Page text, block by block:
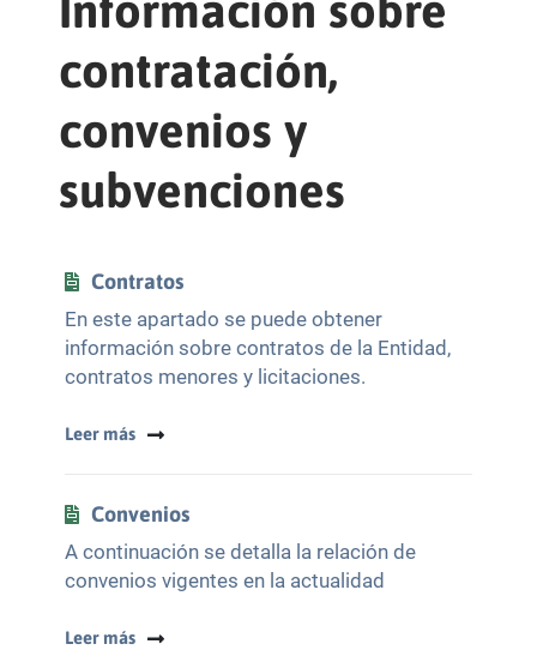
contratación,
convenios y
subvenciones
Contratos
En este apartado se puede obtener
información sobre contratos de la Entidad,
contratos menores y licitaciones.
Leer más
Convenios
A continuación se detalla la relación de
convenios vigentes en la actualidad
Leer más